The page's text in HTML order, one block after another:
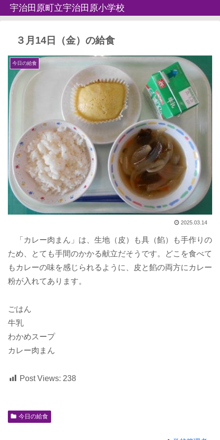
宇治田原町立宇治田原小学校
３月14日（金）の給食
今日の給食
2025.03.14
「カレー肉まん」は、生地（皮）も具（餡）も手作りの
ため、とても手間のかかる献立だそうです。どこを食べて
もカレーの味を感じられるように、皮と餡の両方にカレー
粉が入れてあります。
ごはん
牛乳
わかめスープ
カレー肉まん
Post Views: 238
今日の給食